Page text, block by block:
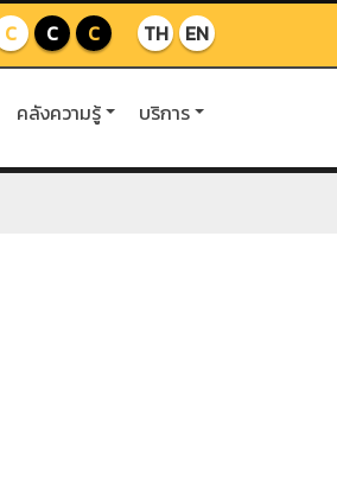
TH EN
C C C
คลังความรู้ บริการ